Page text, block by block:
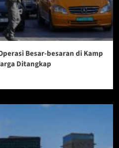
Besar-besaran di Kamp
Ditangkap